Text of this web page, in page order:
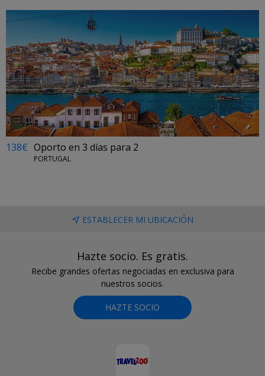
138€ Oporto en 3 días para 2
PORTUGAL
ESTABLECER MI UBICACIÓN
Hazte socio. Es gratis.
Recibe grandes ofertas negociadas en exclusiva para
nuestros socios.
HAZTE SOCIO